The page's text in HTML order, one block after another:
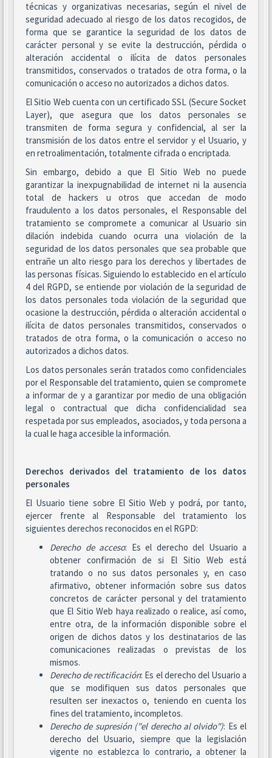
técnicas y organizativas necesarias, según el nivel de
seguridad adecuado al riesgo de los datos recogidos, de
forma que se garantice la seguridad de los datos de
carácter personal y se evite la destrucción, pérdida o
alteración accidental o ilícita de datos personales
transmitidos, conservados o tratados de otra forma, o la
comunicación o acceso no autorizados a dichos datos.
El Sitio Web cuenta con un certificado SSL (Secure Socket
Layer), que asegura que los datos personales se
transmiten de forma segura y confidencial, al ser la
transmisión de los datos entre el servidor y el Usuario, y
en retroalimentación, totalmente cifrada o encriptada.
Sin embargo, debido a que El Sitio Web no puede
garantizar la inexpugnabilidad de internet ni la ausencia
total de hackers u otros que accedan de modo
fraudulento a los datos personales, el Responsable del
tratamiento se compromete a comunicar al Usuario sin
dilación indebida cuando ocurra una violación de la
seguridad de los datos personales que sea probable que
entrañe un alto riesgo para los derechos y libertades de
las personas físicas. Siguiendo lo establecido en el artículo
4 del RGPD, se entiende por violación de la seguridad de
los datos personales toda violación de la seguridad que
ocasione la destrucción, pérdida o alteración accidental o
ilícita de datos personales transmitidos, conservados o
tratados de otra forma, o la comunicación o acceso no
autorizados a dichos datos.
Los datos personales serán tratados como confidenciales
por el Responsable del tratamiento, quien se compromete
a informar de y a garantizar por medio de una obligación
legal o contractual que dicha confidencialidad sea
respetada por sus empleados, asociados, y toda persona a
la cual le haga accesible la información.
Derechos derivados del tratamiento de los datos
personales
El Usuario tiene sobre El Sitio Web y podrá, por tanto,
ejercer frente al Responsable del tratamiento los
siguientes derechos reconocidos en el RGPD:
Derecho de acceso: Es el derecho del Usuario a
obtener confirmación de si El Sitio Web está
tratando o no sus datos personales y, en caso
afirmativo, obtener información sobre sus datos
concretos de carácter personal y del tratamiento
que El Sitio Web haya realizado o realice, así como,
entre otra, de la información disponible sobre el
origen de dichos datos y los destinatarios de las
comunicaciones realizadas o previstas de los
mismos.
Derecho de rectificación: Es el derecho del Usuario a
que se modifiquen sus datos personales que
resulten ser inexactos o, teniendo en cuenta los
fines del tratamiento, incompletos.
Derecho de supresión ("el derecho al olvido"): Es el
derecho del Usuario, siempre que la legislación
vigente no establezca lo contrario, a obtener la